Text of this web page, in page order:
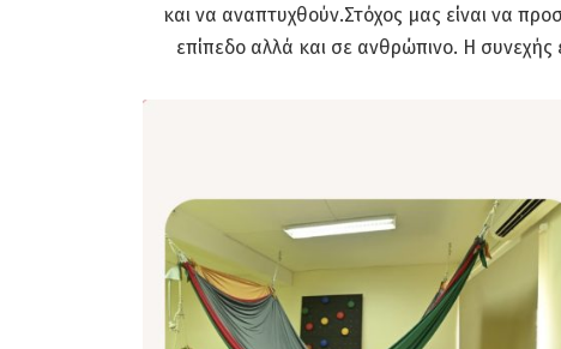
και να αναπτυχθούν.Στόχος μας είναι να
επίπεδο αλλά και σε ανθρώπινο. Η συνεχής